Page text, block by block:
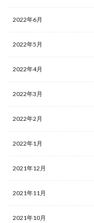
2022年6月
2022年5月
2022年4月
2022年3月
2022年2月
2022年1月
2021年12月
2021年11月
2021年10月